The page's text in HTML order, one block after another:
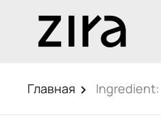
Главная Ingredient: